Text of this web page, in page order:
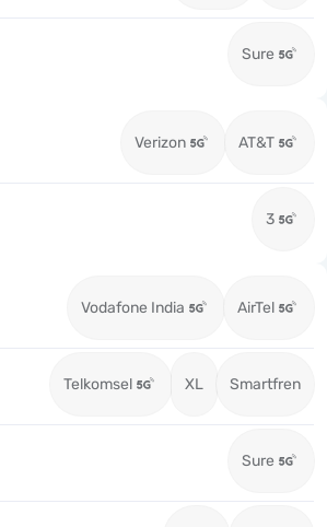
Sure
Verizon AT&T
3
Vodafone India AirTel
Telkomsel XL Smartfren
Sure